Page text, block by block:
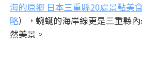
海的原鄉 日本三重縣20處景點美
略），蜿蜒的海岸線更是三重縣
然美景。